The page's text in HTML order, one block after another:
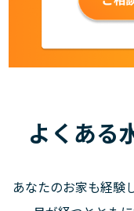
よくある
あなたのお家も経験